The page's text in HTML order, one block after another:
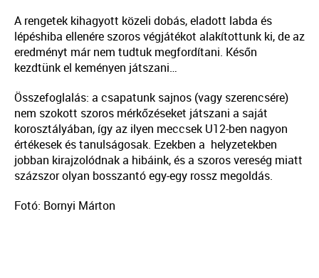
A rengetek kihagyott közeli dobás, eladott labda és
lépéshiba ellenére szoros végjátékot alakítottunk ki, de az
eredményt már nem tudtuk megfordítani. Későn
kezdtünk el keményen játszani…
Összefoglalás: a csapatunk sajnos (vagy szerencsére)
nem szokott szoros mérkőzéseket játszani a saját
korosztályában, így az ilyen meccsek U12-ben nagyon
értékesek és tanulságosak. Ezekben a helyzetekben
jobban kirajzolódnak a hibáink, és a szoros vereség miatt
százszor olyan bosszantó egy-egy rossz megoldás.
Fotó: Bornyi Márton